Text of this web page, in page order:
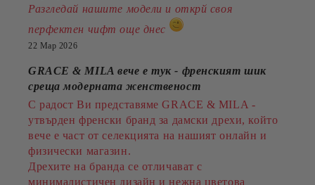
Разгледай нашите модели и открй своя
перфектен чифт още днес
22 Мар 2026
GRACE & MILA вече е тук - френският шик
среща модерната женственост
С радост Ви представяме GRACE & MILA -
утвърден френски бранд за дамски дрехи, който
вече е част от селекцията на нашият онлайн и
физически магазин.
Дрехите на бранда се отличават с
минималистичен дизайн и нежна цветова